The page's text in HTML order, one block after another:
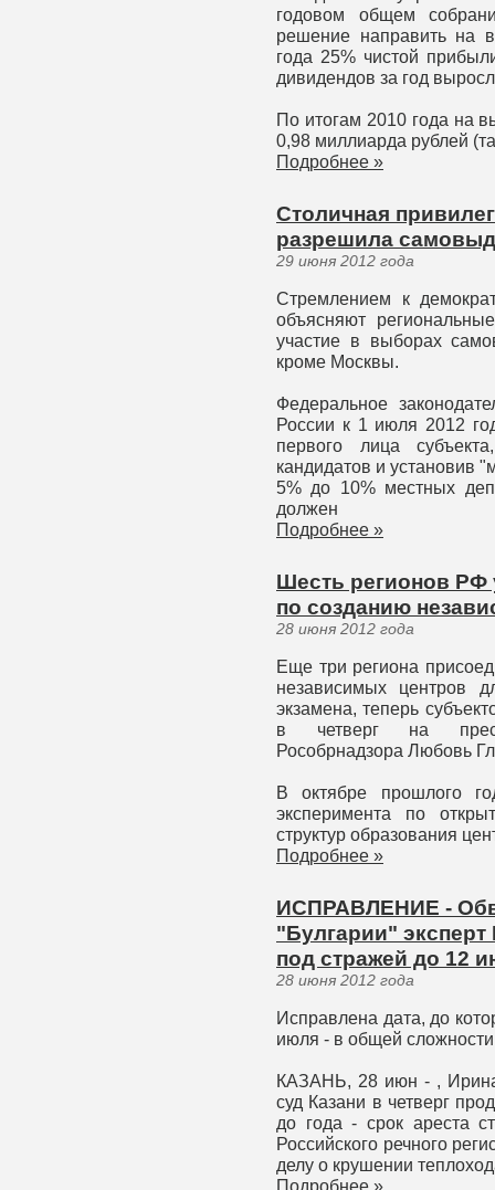
годовом общем
решение направить на
года 25% чистой
дивидендов за год
По итогам 2010 года на
0,98 миллиарда рублей
Подробнее »
Столичная
разрешила
29 июня 2012 года
Стремлением к
объясняют
участие в выборах
кроме Москвы.
Федеральное
России к 1 июля 2012
первого лица
кандидатов и установив
5% до 10% местных
должен
Подробнее »
Шесть регионов РФ
по созданию
28 июня 2012 года
Еще три региона
независимых центров
экзамена, теперь
в четверг на
Рособрнадзора Любовь
В октябре прошлого
эксперимента по
структур образования
Подробнее »
ИСПРАВЛЕНИЕ -
"Булгарии" эксперт
под стражей до 12
28 июня 2012 года
Исправлена дата, до
июля - в общей сложности
КАЗАНЬ, 28 июн - ,
суд Казани в четверг
до года - срок ареста
Российского речного
делу о крушении
Подробнее »